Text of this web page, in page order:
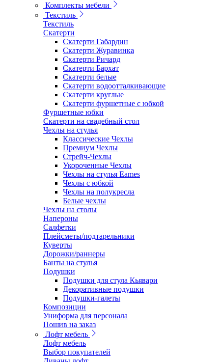
Комплекты мебели
Текстиль
Текстиль
Скатерти
Скатерти Габардин
Скатерти Журавинка
Скатерти Ричард
Скатерти Бархат
Скатерти белые
Скатерти водоотталкивающие
Скатерти круглые
Скатерти фуршетные с юбкой
Фуршетные юбки
Скатерти на свадебный стол
Чехлы на стулья
Классические Чехлы
Премиум Чехлы
Стрейч-Чехлы
Укороченные Чехлы
Чехлы на стулья Eames
Чехлы с юбкой
Чехлы на полукресла
Белые чехлы
Чехлы на столы
Напероны
Салфетки
Плейсметы/подтарельники
Куверты
Дорожки/раннеры
Банты на стулья
Подушки
Подушки для стула Кьявари
Декоративные подушки
Подушки-галеты
Композиции
Униформа для персонала
Пошив на заказ
Лофт мебель
Лофт мебель
Выбор покупателей